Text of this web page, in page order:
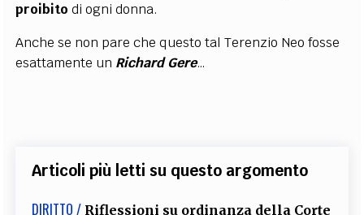
proibito di ogni donna.
Anche se non pare che questo tal Terenzio Neo fosse
esattamente un Richard Gere…
Articoli più letti su questo argomento
DIRITTO / Riflessioni su ordinanza della Corte